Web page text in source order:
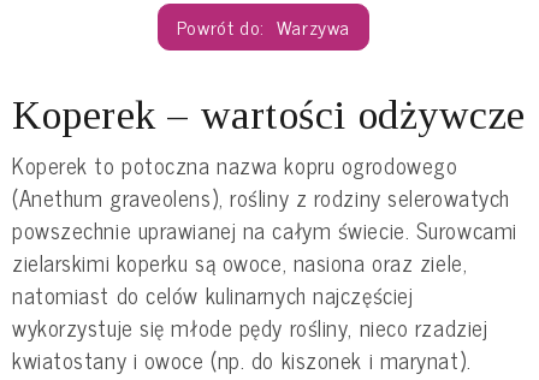
Warzywa
Koperek – wartości odżywcze
Koperek to potoczna nazwa kopru ogrodowego
(Anethum graveolens), rośliny z rodziny selerowatych
powszechnie uprawianej na całym świecie. Surowcami
zielarskimi koperku są owoce, nasiona oraz ziele,
natomiast do celów kulinarnych najczęściej
wykorzystuje się młode pędy rośliny, nieco rzadziej
kwiatostany i owoce (np. do kiszonek i marynat).